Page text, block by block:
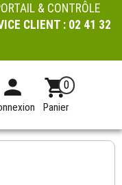
& CONTRÔLE
CLIENT : 02 41 32
0
Panier